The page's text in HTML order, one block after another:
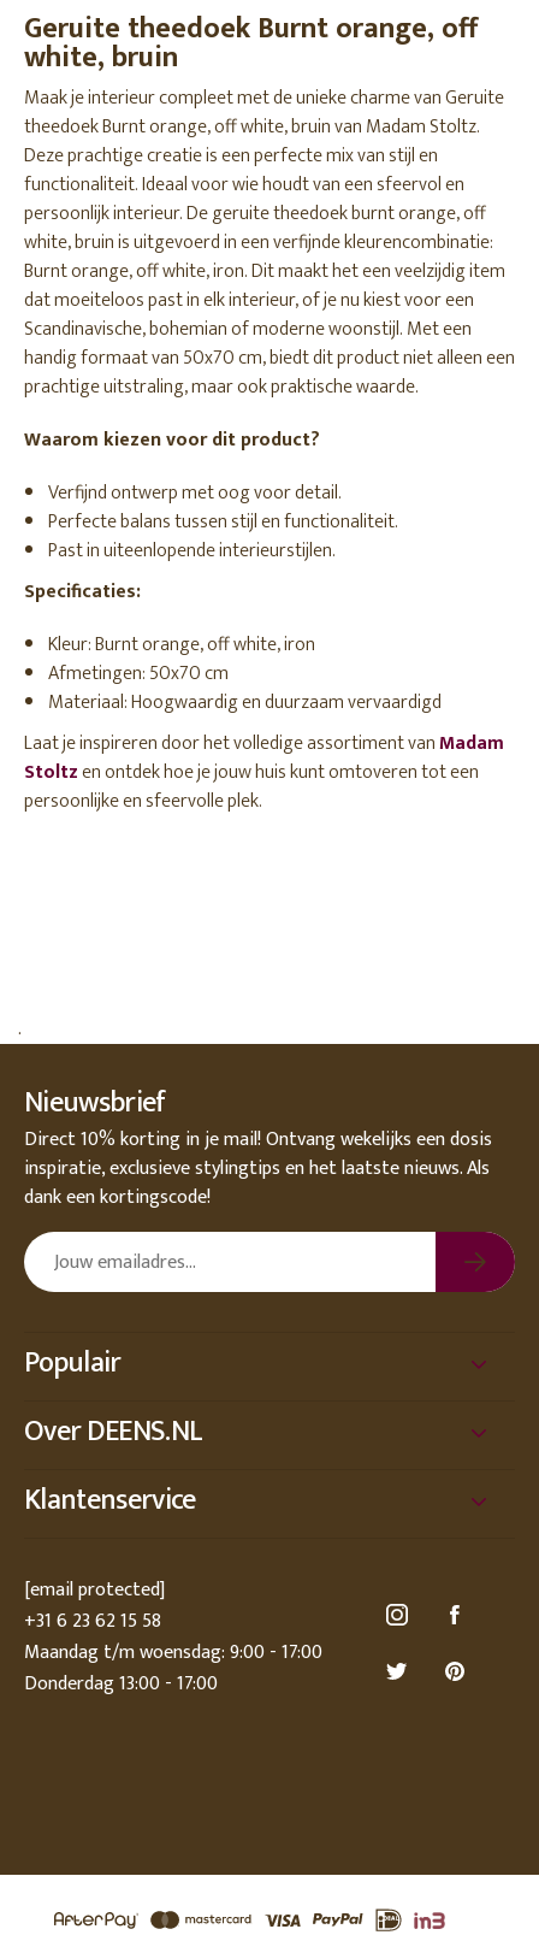
Geruite theedoek Burnt orange, off
white, bruin
Maak je interieur compleet met de unieke charme van Geruite
theedoek Burnt orange, off white, bruin van Madam Stoltz.
Deze prachtige creatie is een perfecte mix van stijl en
functionaliteit. Ideaal voor wie houdt van een sfeervol en
persoonlijk interieur. De geruite theedoek burnt orange, off
white, bruin is uitgevoerd in een verfijnde kleurencombinatie:
Burnt orange, off white, iron. Dit maakt het een veelzijdig item
dat moeiteloos past in elk interieur, of je nu kiest voor een
Scandinavische, bohemian of moderne woonstijl. Met een
handig formaat van 50x70 cm, biedt dit product niet alleen een
prachtige uitstraling, maar ook praktische waarde.
Waarom kiezen voor dit product?
Verfijnd ontwerp met oog voor detail.
Perfecte balans tussen stijl en functionaliteit.
Past in uiteenlopende interieurstijlen.
Specificaties:
Kleur: Burnt orange, off white, iron
Afmetingen: 50x70 cm
Materiaal: Hoogwaardig en duurzaam vervaardigd
Laat je inspireren door het volledige assortiment vanMadam
Stoltzen ontdek hoe je jouw huis kunt omtoveren tot een
persoonlijke en sfeervolle plek.
.
Nieuwsbrief
Direct 10% korting in je mail! Ontvang wekelijks een dosis
inspiratie, exclusieve stylingtips en het laatste nieuws. Als
dank een kortingscode!
Populair
Over DEENS.NL
Klantenservice
[email protected]
+31 6 23 62 15 58
Maandag t/m woensdag: 9:00 - 17:00
Donderdag 13:00 - 17:00